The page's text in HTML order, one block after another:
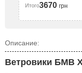
Итого3670 грн
Описание:
Ветровики БМВ